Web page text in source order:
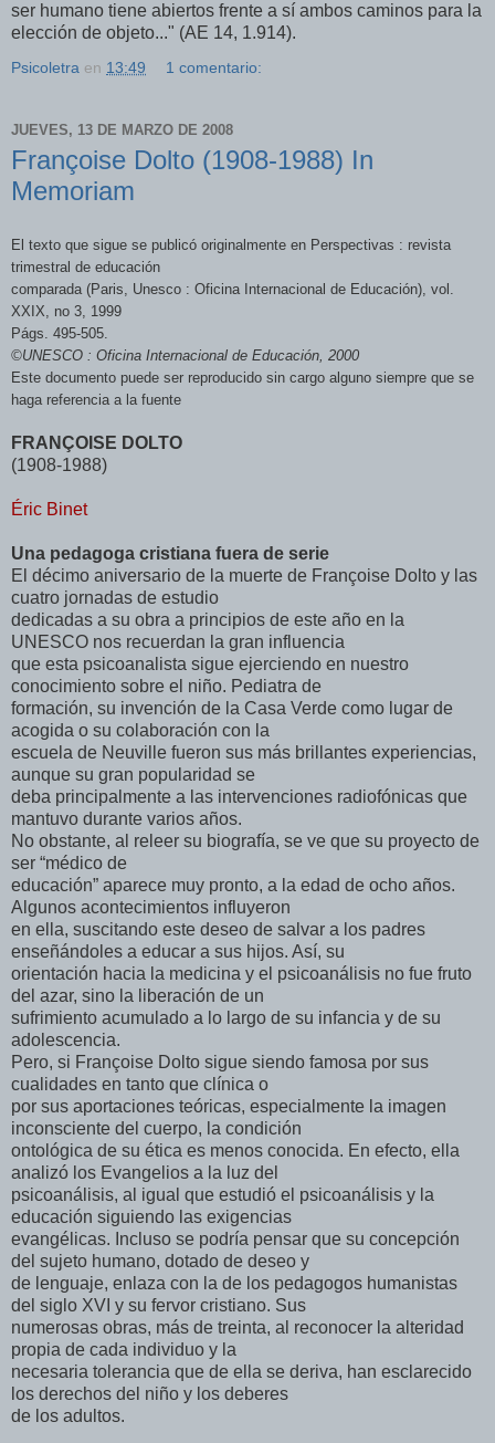
ser humano tiene abiertos frente a sí ambos caminos para la
elección de objeto..." (AE 14, 1.914).
Psicoletra en 13:49 1 comentario:
JUEVES, 13 DE MARZO DE 2008
Françoise Dolto (1908-1988) In
Memoriam
El texto que sigue se publicó originalmente en Perspectivas : revista
trimestral de educación
comparada (Paris, Unesco : Oficina Internacional de Educación), vol.
XXIX, no 3, 1999
Págs. 495-505.
©UNESCO : Oficina Internacional de Educación, 2000
Este documento puede ser reproducido sin cargo alguno siempre que se
haga referencia a la fuente
FRANÇOISE DOLTO
(1908-1988)
Éric Binet
Una pedagoga cristiana fuera de serie
El décimo aniversario de la muerte de Françoise Dolto y las
cuatro jornadas de estudio
dedicadas a su obra a principios de este año en la
UNESCO nos recuerdan la gran influencia
que esta psicoanalista sigue ejerciendo en nuestro
conocimiento sobre el niño. Pediatra de
formación, su invención de la Casa Verde como lugar de
acogida o su colaboración con la
escuela de Neuville fueron sus más brillantes experiencias,
aunque su gran popularidad se
deba principalmente a las intervenciones radiofónicas que
mantuvo durante varios años.
No obstante, al releer su biografía, se ve que su proyecto de
ser “médico de
educación” aparece muy pronto, a la edad de ocho años.
Algunos acontecimientos influyeron
en ella, suscitando este deseo de salvar a los padres
enseñándoles a educar a sus hijos. Así, su
orientación hacia la medicina y el psicoanálisis no fue fruto
del azar, sino la liberación de un
sufrimiento acumulado a lo largo de su infancia y de su
adolescencia.
Pero, si Françoise Dolto sigue siendo famosa por sus
cualidades en tanto que clínica o
por sus aportaciones teóricas, especialmente la imagen
inconsciente del cuerpo, la condición
ontológica de su ética es menos conocida. En efecto, ella
analizó los Evangelios a la luz del
psicoanálisis, al igual que estudió el psicoanálisis y la
educación siguiendo las exigencias
evangélicas. Incluso se podría pensar que su concepción
del sujeto humano, dotado de deseo y
de lenguaje, enlaza con la de los pedagogos humanistas
del siglo XVI y su fervor cristiano. Sus
numerosas obras, más de treinta, al reconocer la alteridad
propia de cada individuo y la
necesaria tolerancia que de ella se deriva, han esclarecido
los derechos del niño y los deberes
de los adultos.